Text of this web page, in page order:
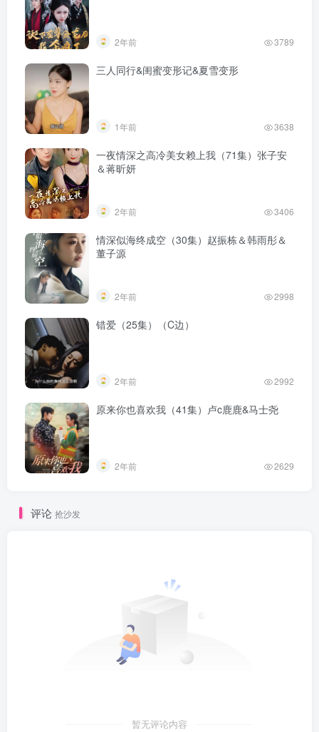
2年前 3789
三人同行&闺蜜变形记&夏雪变形
1年前 3638
一夜情深之高冷美女赖上我（71集）张子安
＆蒋昕妍
2年前 3406
情深似海终成空（30集）赵振栋＆韩雨彤＆
董子源
2年前 2998
错爱（25集）（C边）
2年前 2992
原来你也喜欢我（41集）卢c鹿鹿&马士尧
2年前 2629
评论 抢沙发
暂无评论内容